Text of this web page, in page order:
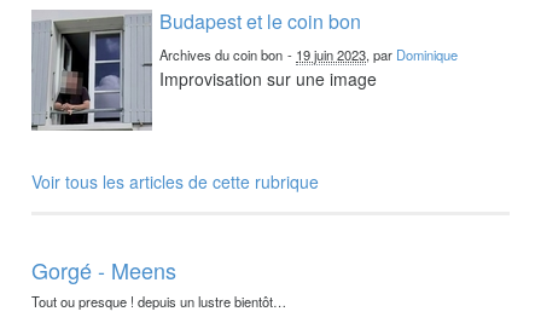
Budapest et le coin bon
Archives du coin bon - 19 juin 2023, par Dominique
Improvisation sur une image
Voir tous les articles de cette rubrique
Gorgé - Meens
Tout ou presque ! depuis un lustre bientôt…